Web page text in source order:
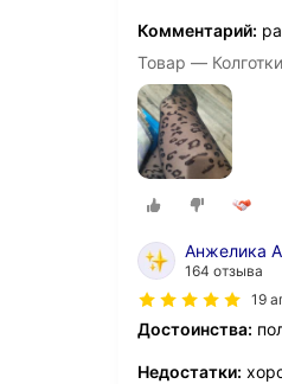
Комментарий:
Товар —
Анжелика
164 отзыва
19
Достоинства:
Недостатки: